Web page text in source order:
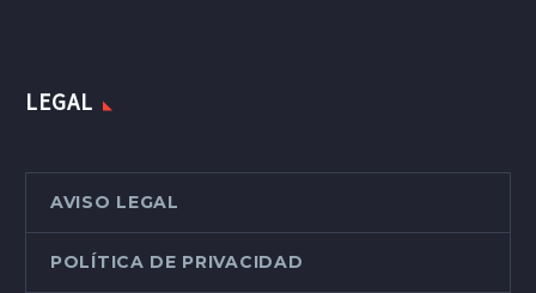
LEGAL
AVISO LEGAL
POLÍTICA DE PRIVACIDAD